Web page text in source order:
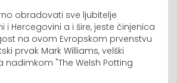
obradovati sve ljubitelje
i Hercegovini a i šire, jeste činjenica
na ovom Evropskom prvenstvu
prvak Mark Williams, velški
nadimkom "The Welsh Potting